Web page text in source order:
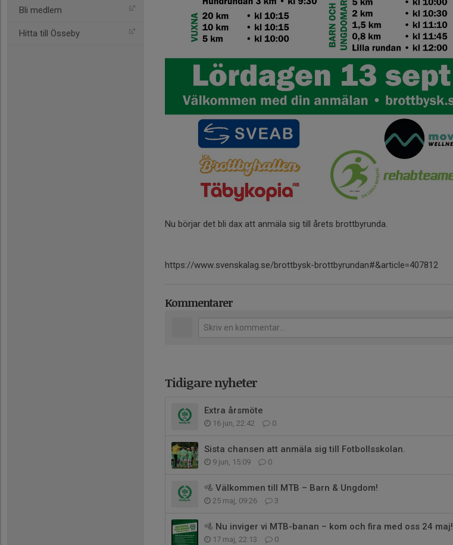
Bli medlem
Hitta till Össeby
Nu börjar det bli dax att anmäla sig till årets brottbyrunda.
https://www.svenskalag.se/brottbysk-brottbyrundan#&article=407812
Kommentarer
Tidigare nyheter
Extra årsmöte
16 jun, 22:42 0
Sista chansen att anmäla sig till Fotbollsskolan.
9 jun, 15:09 0
🚵 Välkommen till MTB – Barn & Ungdom!
25 maj, 09:26 3
🚵 Nu inviger vi MTB-banan – kom och fira med oss 24 maj!
17 maj, 22:13 0